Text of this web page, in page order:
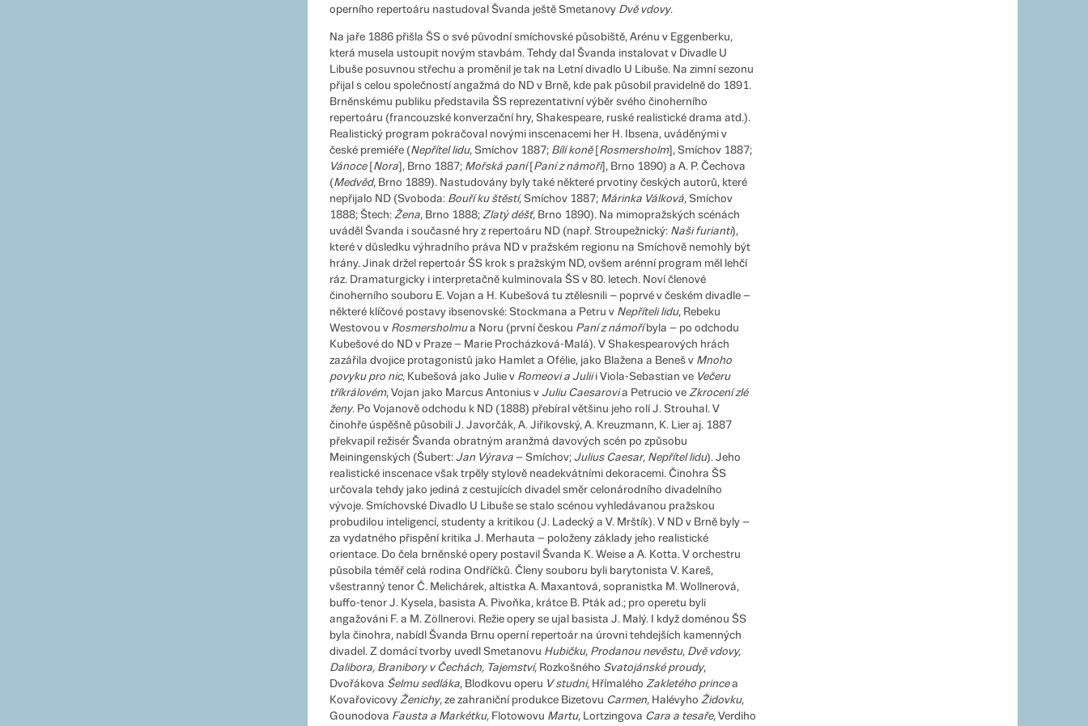
operního repertoáru nastudoval Švanda ještě Smetanovy Dvě vdovy.
Na jaře 1886 přišla ŠS o své původní smíchovské působiště, Arénu v Eggenberku,
která musela ustoupit novým stavbám. Tehdy dal Švanda instalovat v Divadle U
Libuše posuvnou střechu a proměnil je tak na Letní divadlo U Libuše. Na zimní sezonu
přijal s celou společností angažmá do ND v Brně, kde pak působil pravidelně do 1891.
Brněnskému publiku představila ŠS reprezentativní výběr svého činoherního
repertoáru (francouzské konverzační hry, Shakespeare, ruské realistické drama atd.).
Realistický program pokračoval novými inscenacemi her H. Ibsena, uváděnými v
české premiéře (Nepřítel lidu, Smíchov 1887; Bílí koně Rosmersholm], Smíchov 1887;
Vánoce Nora], Brno 1887; Mořská paní Paní z námoří], Brno 1890) a A. P. Čechova
(Medvěd, Brno 1889). Nastudovány byly také některé prvotiny českých autorů, které
nepřijalo ND (Svoboda: Bouří ku štěstí, Smíchov 1887; Márinka Válková, Smíchov
1888; Štech: Žena, Brno 1888; Zlatý déšť, Brno 1890). Na mimopražských scénách
uváděl Švanda i současné hry z repertoáru ND (např. Stroupežnický: Naši furianti),
které v důsledku výhradního práva ND v pražském regionu na Smíchově nemohly být
hrány. Jinak držel repertoár ŠS krok s pražským ND, ovšem arénní program měl lehčí
ráz. Dramaturgicky i interpretačně kulminovala ŠS v 80. letech. Noví členové
činoherního souboru E. Vojan a H. Kubešová tu ztělesnili – poprvé v českém divadle –
některé klíčové postavy ibsenovské: Stockmana a Petru v Nepříteli lidu, Rebeku
Westovou v Rosmersholmua Noru (první českou Paní z námoří byla – po odchodu
Kubešové do ND v Praze – Marie Procházková-Malá). V Shakespearových hrách
zazářila dvojice protagonistů jako Hamlet a Ofélie, jako Blažena a Beneš v Mnoho
povyku pro nic, Kubešová jako Julie v Romeovi a Juliii Viola-Sebastian ve Večeru
tříkrálovém, Vojan jako Marcus Antonius v Juliu Caesarovia Petrucio ve Zkrocení zlé
ženy. Po Vojanově odchodu k ND (1888) přebíral většinu jeho rolí J. Strouhal. V
činohře úspěšně působili J. Javorčák, A. Jiřikovský, A. Kreuzmann, K. Lier aj. 1887
překvapil režisér Švanda obratným aranžmá davových scén po způsobu
Meiningenských (Šubert: Jan Výrava – Smíchov; Julius Caesar, Nepřítel lidu). Jeho
realistické inscenace však trpěly stylově neadekvátními dekoracemi. Činohra ŠS
určovala tehdy jako jediná z cestujících divadel směr celonárodního divadelního
vývoje. Smíchovské Divadlo U Libuše se stalo scénou vyhledávanou pražskou
probudilou inteligencí, studenty a kritikou (J. Ladecký a V. Mrštík). V ND v Brně byly –
za vydatného přispění kritika J. Merhauta – položeny základy jeho realistické
orientace. Do čela brněnské opery postavil Švanda K. Weise a A. Kotta. V orchestru
působila téměř celá rodina Ondříčků. Členy souboru byli barytonista V. Kareš,
všestranný tenor Č. Melichárek, altistka A. Maxantová, sopranistka M. Wollnerová,
buffo-tenor J. Kysela, basista A. Pivoňka, krátce B. Pták ad.; pro operetu byli
angažováni F. a M. Zöllnerovi. Režie opery se ujal basista J. Malý. I když doménou ŠS
byla činohra, nabídl Švanda Brnu operní repertoár na úrovni tehdejších kamenných
divadel. Z domácí tvorby uvedl Smetanovu Hubičku, Prodanou nevěstu, Dvě vdovy,
Dalibora, Branibory v Čechách, Tajemství, Rozkošného Svatojánské proudy,
Dvořákova Šelmu sedláka, Blodkovu operu V studni, Hřímalého Zakletého princea
Kovařovicovy Ženichy, ze zahraniční produkce Bizetovu Carmen, Halévyho Židovku,
Gounodova Fausta a Markétku, Flotowovu Martu, Lortzingova Cara a tesaře, Verdiho